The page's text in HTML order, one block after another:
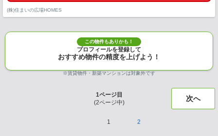
(株)住まいの広場HOMES
この物件もありかも！
プロフィールを登録して
おすすめ物件の精度を上げよう！
※賃貸物件・新築マンションは対象外です
1ページ目
(2ページ中) 次へ
1 2